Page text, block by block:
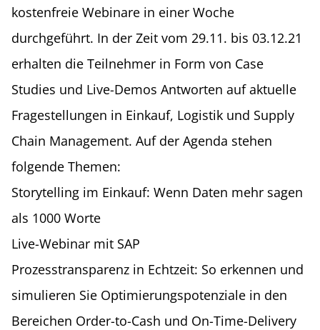
kostenfreie Webinare in einer Woche
durchgeführt. In der Zeit vom 29.11. bis 03.12.21
erhalten die Teilnehmer in Form von Case
Studies und Live-Demos Antworten auf aktuelle
Fragestellungen in Einkauf, Logistik und Supply
Chain Management. Auf der Agenda stehen
folgende Themen:
Storytelling im Einkauf: Wenn Daten mehr sagen
als 1000 Worte
Live-Webinar mit SAP
Prozesstransparenz in Echtzeit: So erkennen und
simulieren Sie Optimierungspotenziale in den
Bereichen Order-to-Cash und On-Time-Delivery